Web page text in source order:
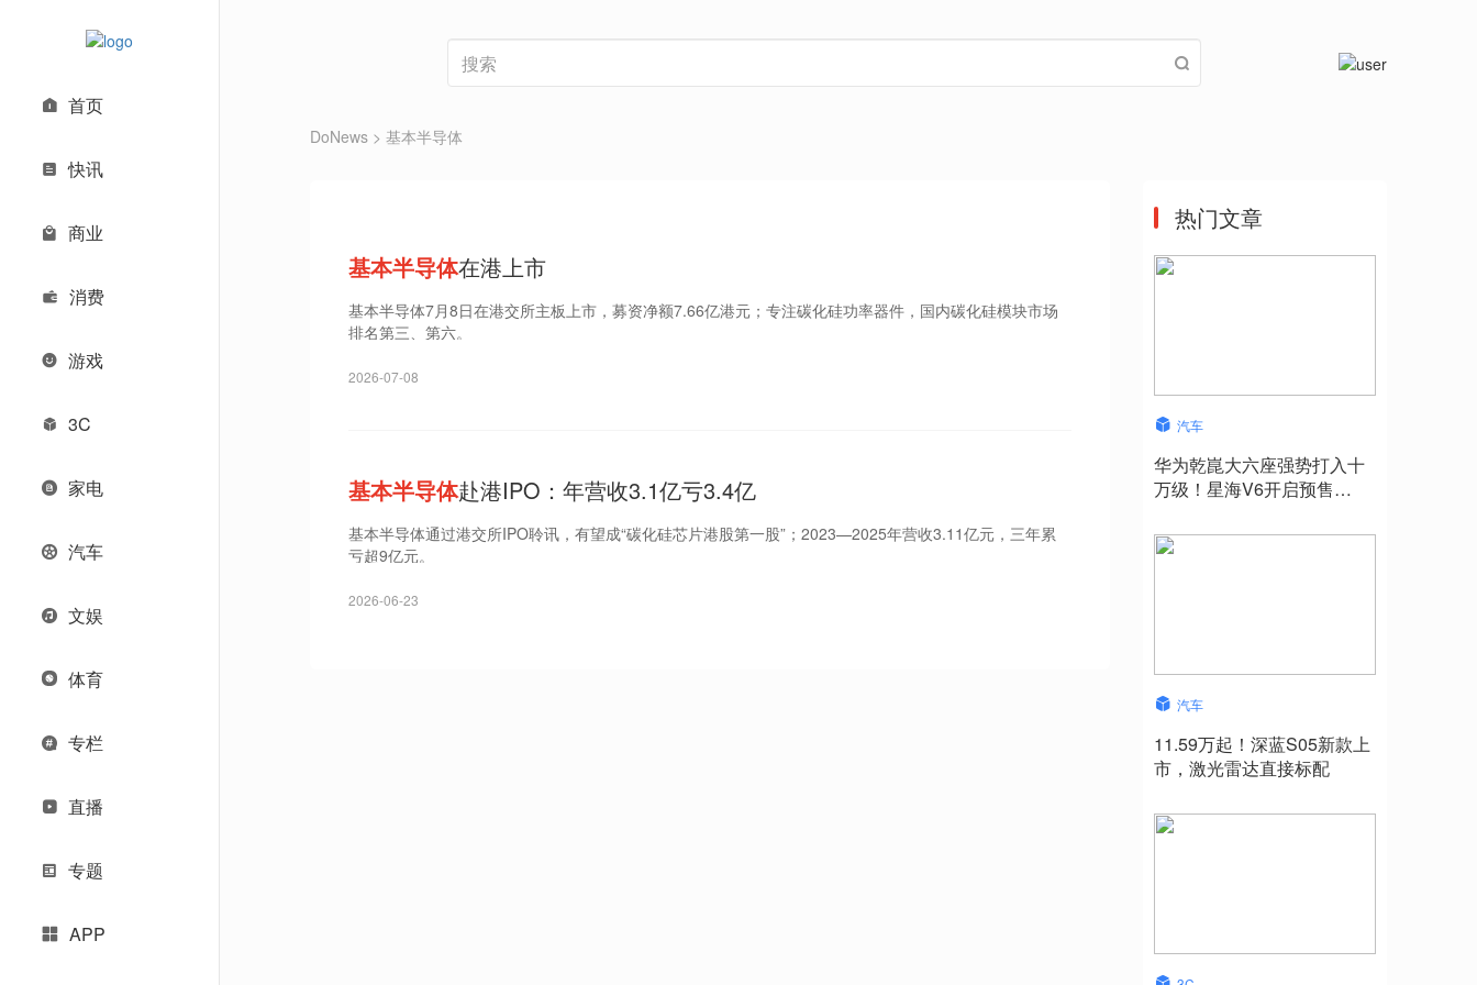
首页
快讯
商业
消费
游戏
3C
家电
汽车
文娱
体育
专栏
直播
专题
APP
DoNews > 基本半导体
基本半导体在港上市
基本半导体7月8日在港交所主板上市，募资净额7.66亿港元；专注碳化硅功率器件，国内碳化硅模块市场
排名第三、第六。
2026-07-08
基本半导体赴港IPO：年营收3.1亿亏3.4亿
基本半导体通过港交所IPO聆讯，有望成“碳化硅芯片港股第一股”；2023—2025年营收3.11亿元，三年累
亏超9亿元。
2026-06-23
热门文章
汽车
华为乾崑大六座强势打入十
万级！星海V6开启预售
汽车
11.59万起！深蓝S05新款上
市，激光雷达直接标配